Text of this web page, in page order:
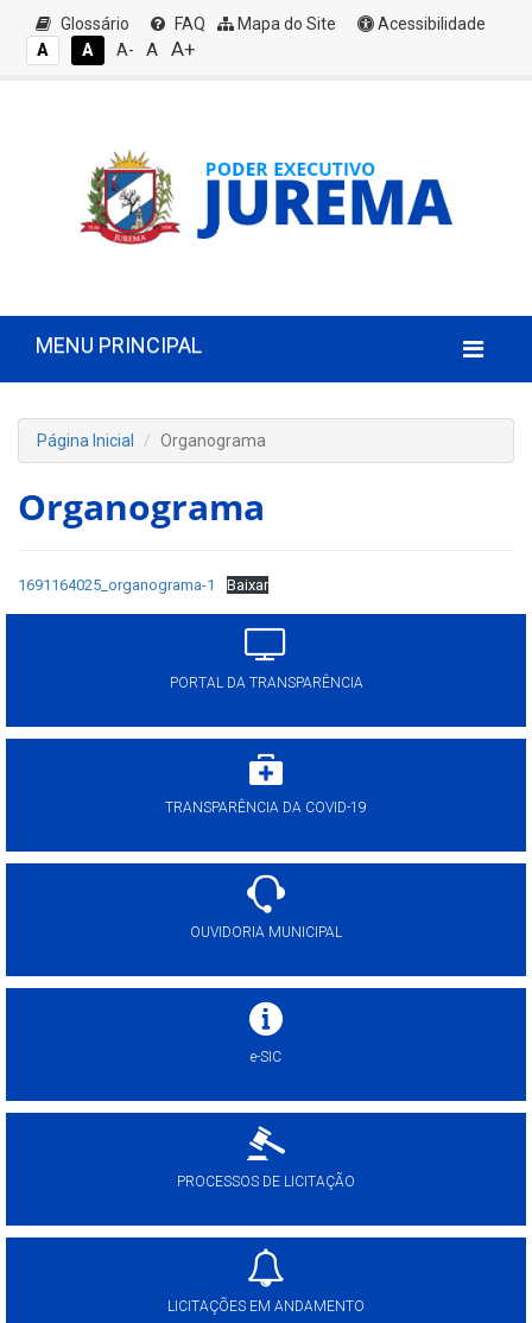
Glossário FAQ Mapa do Site
Acessibilidade
A
A A- A A+
MENU PRINCIPAL
Página Inicial Organograma
Organograma
1691164025_organograma-1 Baixar
PORTAL DA TRANSPARÊNCIA
TRANSPARÊNCIA DA COVID-19
OUVIDORIA MUNICIPAL
e-SIC
PROCESSOS DE LICITAÇÃO
LICITAÇÕES EM ANDAMENTO